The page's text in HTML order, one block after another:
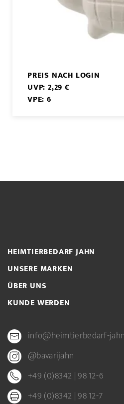
PREIS NACH LOGIN
UVP: 2,29 €
VPE: 6
HEIMTIERBEDARF JAHN
UNSERE MARKEN
ÜBER UNS
KUNDE WERDEN
info@heimtierbedarf-
@bavarijahn
+49 (0)8342 | 98 12-6
+49 (0)8342 | 98 12-7